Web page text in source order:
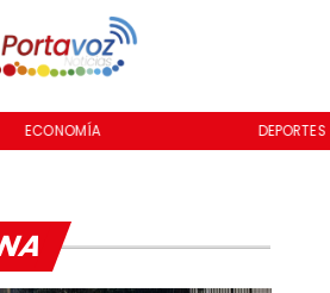
ECONOMÍA DEPORTES